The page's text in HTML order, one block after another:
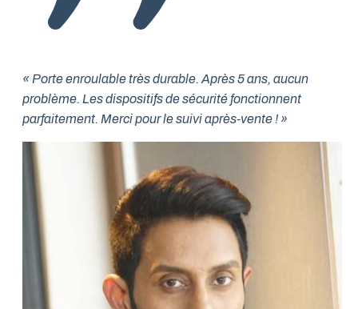
« Porte enroulable très durable. Après 5 ans, aucun
problème. Les dispositifs de sécurité fonctionnent
parfaitement. Merci pour le suivi après-vente ! »